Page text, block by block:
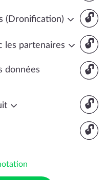
🔓
(Dronification)
🔓
les partenaires
🔓
données
🔓
🔓